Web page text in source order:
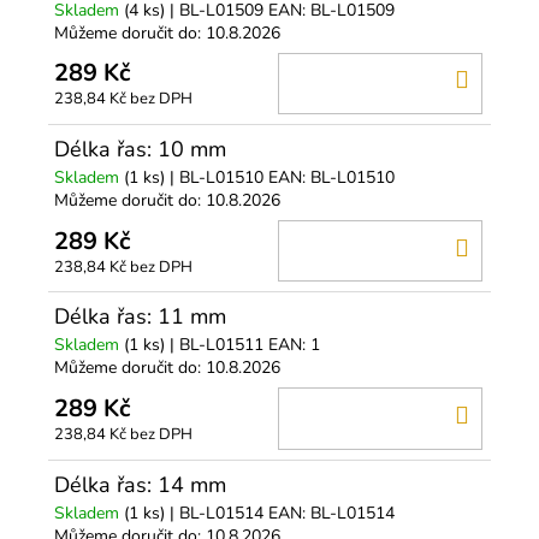
Skladem (4 ks) | BL-L01509 EAN: BL-L01509
Můžeme doručit do: 10.8.2026
289 Kč
238,84 Kč bez DPH
Délka řas: 10 mm
Skladem (1 ks) | BL-L01510 EAN: BL-L01510
Můžeme doručit do: 10.8.2026
289 Kč
238,84 Kč bez DPH
Délka řas: 11 mm
Skladem (1 ks) | BL-L01511 EAN: 1
Můžeme doručit do: 10.8.2026
289 Kč
238,84 Kč bez DPH
Délka řas: 14 mm
Skladem (1 ks) | BL-L01514 EAN: BL-L01514